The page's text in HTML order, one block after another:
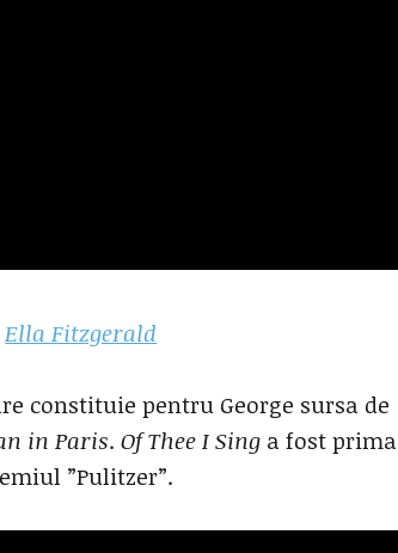
Ella Fitzgerald
constituie pentru George sursa de
in Paris. Of Thee I Sing a fost prima
”Pulitzer”.